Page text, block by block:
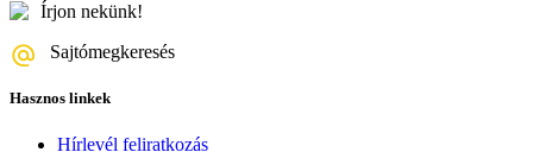
Írjon nekünk!
Sajtómegkeresés
Hasznos linkek
Hírlevél feliratkozás